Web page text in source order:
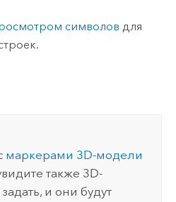
символов для
маркерами 3D-модели
также 3D-
и они будут